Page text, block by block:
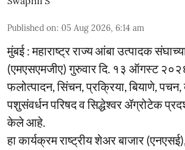
Published on: 05 Aug 2026, 6:14 am
मुंबई : महाराष्ट्र राज्य आंबा उत्पादक
(एमएसएमजीए) गुरुवार दि. १३ ऑगस्ट
फलोत्पादन, सिंचन, प्रक्रिया, बियाणे,
पशुसंवर्धन परिषद व सिद्धेश्वर ॲग्रोटेक
केले आहे.
हा कार्यक्रम राष्ट्रीय शेअर बाजार